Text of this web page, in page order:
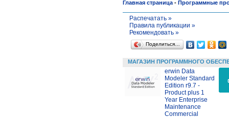
Главная страница - Программные
Распечатать »
Правила публикации »
Рекомендовать »
Поделиться…
МАГАЗИН ПРОГРАММНОГО
erwin Data
Modeler Standard
Edition r9.7 -
Product plus 1
Year Enterprise
Maintenance
Commercial